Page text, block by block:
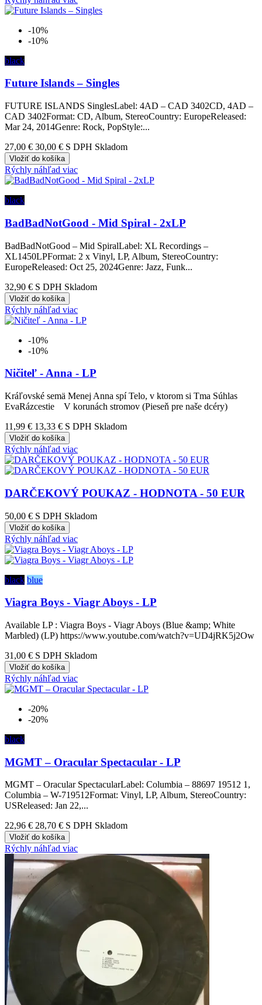
-10%
-10%
black
Future Islands – Singles
FUTURE ISLANDS SinglesLabel: 4AD – CAD 3402CD, 4AD –
CAD 3402Format: CD, Album, StereoCountry: EuropeReleased:
Mar 24, 2014Genre: Rock, PopStyle:...
27,00 € 30,00 € S DPH Skladom
Vložiť do košíka
Rýchly náhľad viac
black
BadBadNotGood - Mid Spiral - 2xLP
BadBadNotGood – Mid SpiralLabel: XL Recordings –
XL1450LPFormat: 2 x Vinyl, LP, Album, StereoCountry:
EuropeReleased: Oct 25, 2024Genre: Jazz, Funk...
32,90 € S DPH Skladom
Vložiť do košíka
Rýchly náhľad viac
-10%
-10%
Ničiteľ - Anna - LP
Kráľovské semä Menej Anna spí Telo, v ktorom si Tma Súhlas
EvaRázcestie V korunách stromov (Pieseň pre naše dcéry)
11,99 € 13,33 € S DPH Skladom
Vložiť do košíka
Rýchly náhľad viac
DARČEKOVÝ POUKAZ - HODNOTA - 50 EUR
50,00 € S DPH Skladom
Vložiť do košíka
Rýchly náhľad viac
black blue
Viagra Boys - Viagr Aboys - LP
Available LP : Viagra Boys - Viagr Aboys (Blue &amp; White
Marbled) (LP) https://www.youtube.com/watch?v=UD4jRK5j2Ow
31,00 € S DPH Skladom
Vložiť do košíka
Rýchly náhľad viac
-20%
-20%
black
MGMT – Oracular Spectacular - LP
MGMT – Oracular SpectacularLabel: Columbia – 88697 19512 1,
Columbia – W-719512Format: Vinyl, LP, Album, StereoCountry:
USReleased: Jan 22,...
22,96 € 28,70 € S DPH Skladom
Vložiť do košíka
Rýchly náhľad viac